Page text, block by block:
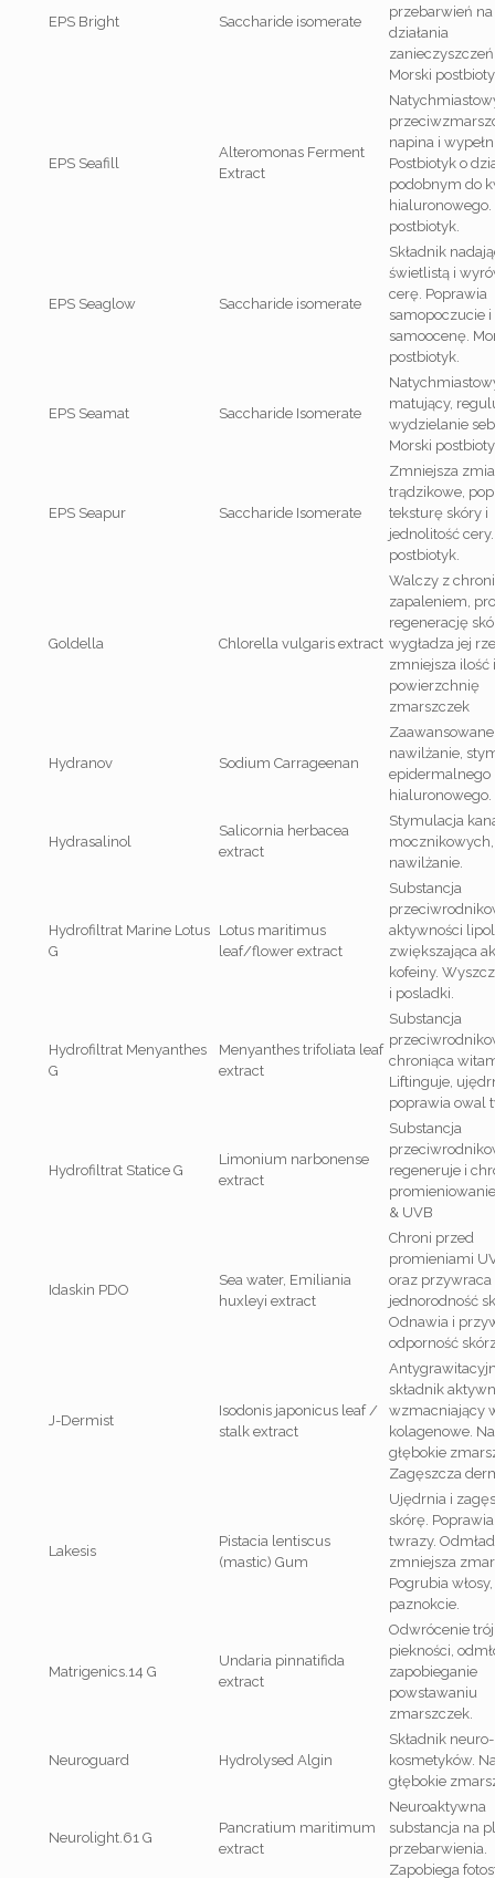
EPS Bright Saccharide isomerate
przebarwień
działania
zanieczyszczeń
Morski
EPS Seafill
Alteromonas Ferment
Extract
napina i
Postbiotyk o
podobnym do
hialuronowego.
postbiotyk.
EPS Seaglow Saccharide isomerate
Składnik
świetlistą i
cerę. Poprawia
samopoczucie i
samoocenę.
postbiotyk.
EPS Seamat Saccharide Isomerate
matujący,
wydzielanie
Morski
EPS Seapur Saccharide Isomerate
Zmniejsza
trądzikowe,
teksturę skóry i
jednolitość
postbiotyk.
Goldella Chlorella vulgaris extract
Walczy z
zapaleniem,
regenerację
wygładza jej
zmniejsza ilość i
powierzchnię
zmarszczek
Hydranov Sodium Carrageenan
Zaawansowane
nawilżanie,
epidermalnego
hialuronowego.
Hydrasalinol
Salicornia herbacea
extract
Stymulacja
mocznikowych,
nawilżanie.
Hydrofiltrat Marine Lotus
G
Lotus maritimus
leaf/flower extract
Substancja
aktywności
zwiększająca
kofeiny.
i posladki.
Hydrofiltrat Menyanthes
G
Menyanthes trifoliata leaf
extract
Substancja
chroniąca
Liftinguje,
poprawia owal
Hydrofiltrat Statice G
Limonium narbonense
extract
Substancja
regeneruje i
& UVB
Idaskin PDO
Sea water, Emiliania
huxleyi extract
Chroni przed
promieniami
oraz przywraca
jednorodność
Odnawia i
odporność
J-Dermist
Isodonis japonicus leaf /
stalk extract
składnik
wzmacniający
kolagenowe. Na
głębokie
Zagęszcza
Lakesis
Pistacia lentiscus
(mastic) Gum
Ujędrnia i
skórę.
twrazy.
zmniejsza
Pogrubia
paznokcie.
Matrigenics.14 G
Undaria pinnatifida
extract
Odwrócenie
piekności,
zapobieganie
powstawaniu
zmarszczek.
Neuroguard Hydrolysed Algin
Składnik neuro-
kosmetyków.
głębokie
Neurolight.61 G
Pancratium maritimum
extract
Neuroaktywna
substancja na
przebarwienia.
Zapobiega